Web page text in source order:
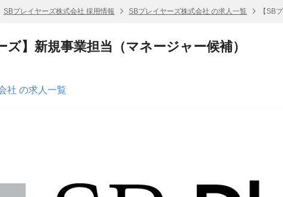
SBプレイヤーズ株式会社 採用情報 SBプレイヤーズ株式会社 の求人一覧 【SB
ズ】新規事業担当（マネージャー候補）
社 の求人一覧